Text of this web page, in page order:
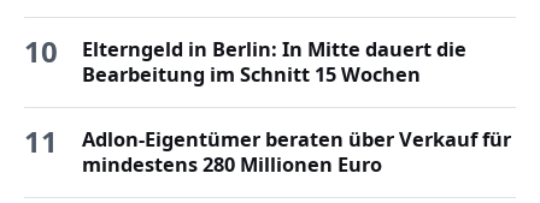
10
Elterngeld in Berlin: In Mitte dauert die
Bearbeitung im Schnitt 15 Wochen
11
Adlon-Eigentümer beraten über Verkauf für
mindestens 280 Millionen Euro